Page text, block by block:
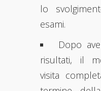
lo
esami.
Dopo
risultati, il
visita